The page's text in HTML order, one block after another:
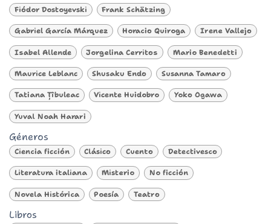
Fiódor Dostoyevski Frank Schätzing
Gabriel García Márquez Horacio Quiroga Irene Vallejo
Isabel Allende Jorgelina Cerritos Mario Benedetti
Maurice Leblanc Shusaku Endo Susanna Tamaro
Tatiana Țîbuleac Vicente Huidobro Yoko Ogawa
Yuval Noah Harari
Géneros
Ciencia ficción Clásico Cuento Detectivesco
Literatura italiana Misterio No ficción
Novela Histórica Poesía Teatro
Libros